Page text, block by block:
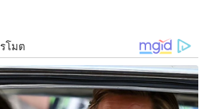
ฯ ซึ่งเป็นพื้นที่สำคัญในการช่วยกำจัด
ะจำประเทศไทยและเมียนมาร์ สาย